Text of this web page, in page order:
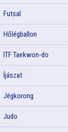
Futsal
Hőlégballon
ITF Taekwon-do
Íjászat
Jégkorong
Judo